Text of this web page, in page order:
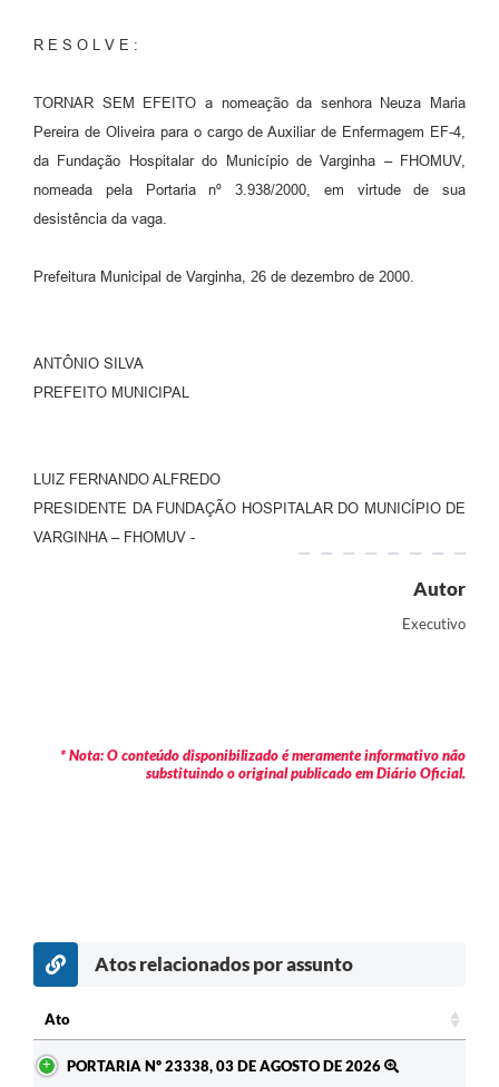
R E S O L V E :
TORNAR SEM EFEITO a nomeação da senhora Neuza Maria
Pereira de Oliveira para o cargo de Auxiliar de Enfermagem EF-4,
da Fundação Hospitalar do Município de Varginha – FHOMUV,
nomeada pela Portaria nº 3.938/2000, em virtude de sua
desistência da vaga.
Prefeitura Municipal de Varginha, 26 de dezembro de 2000.
ANTÔNIO SILVA
PREFEITO MUNICIPAL
LUIZ FERNANDO ALFREDO
PRESIDENTE DA FUNDAÇÃO HOSPITALAR DO MUNICÍPIO DE
VARGINHA – FHOMUV -
Autor
Executivo
* Nota: O conteúdo disponibilizado é meramente informativo não
substituindo o original publicado em Diário Oficial.
Atos relacionados por assunto
Ato
PORTARIA Nº 23338, 03 DE AGOSTO DE 2026